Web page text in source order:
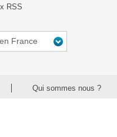
RSS
France
Qui sommes nous ?